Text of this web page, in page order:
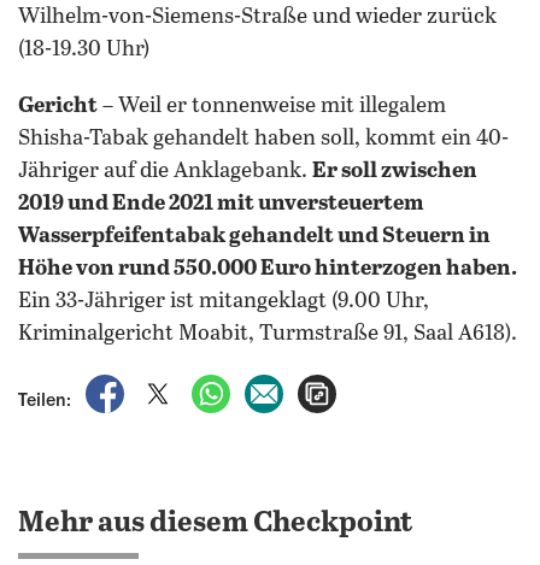
Wilhelm-von-Siemens-Straße und wieder zurück
(18-19.30 Uhr)
Gericht – Weil er tonnenweise mit illegalem
Shisha-Tabak gehandelt haben soll, kommt ein 40-
Jähriger auf die Anklagebank. Er soll zwischen
2019 und Ende 2021 mit unversteuertem
Wasserpfeifentabak gehandelt und Steuern in
Höhe von rund 550.000 Euro hinterzogen haben.
Ein 33-Jähriger ist mitangeklagt (9.00 Uhr,
Kriminalgericht Moabit, Turmstraße 91, Saal A618).
Teilen:
auf Facebook teilen
auf X teilenper WhatsApp teilen
per E-Mail teilen
Mehr aus diesem Checkpoint